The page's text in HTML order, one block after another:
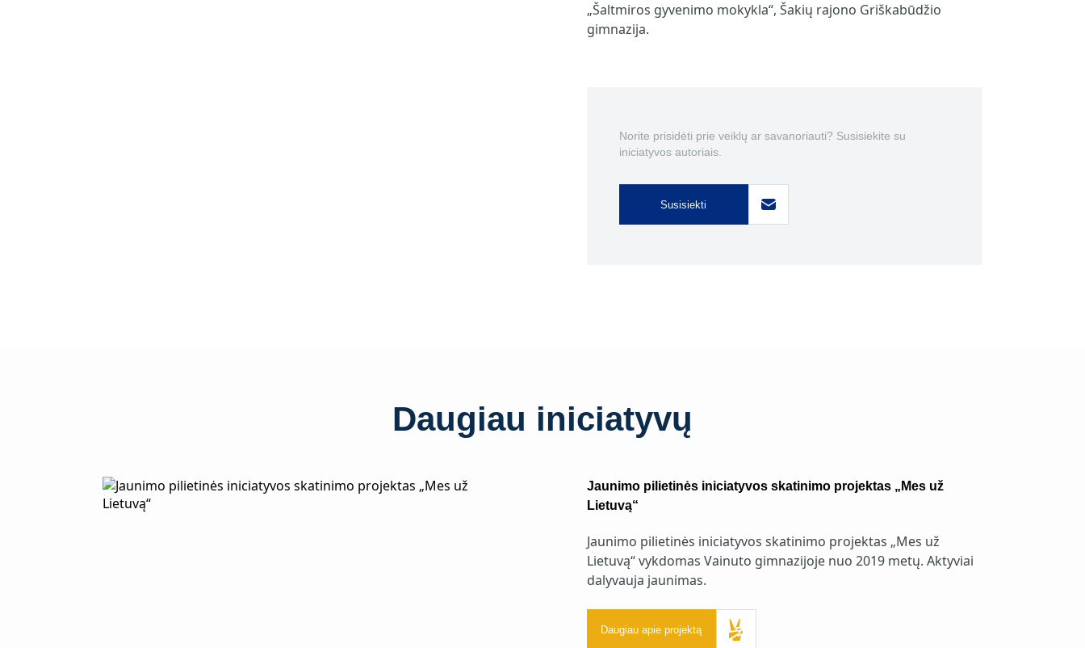
„Šaltmiros gyvenimo mokykla“, Šakių rajono Griškabūdžio
gimnazija.
Norite prisidėti prie veiklų ar savanoriauti? Susisiekite su
iniciatyvos autoriais.
Susisiekti
Daugiau iniciatyvų
Jaunimo pilietinės iniciatyvos skatinimo projektas „Mes už
Lietuvą“
Jaunimo pilietinės iniciatyvos skatinimo projektas „Mes už
Lietuvą“ vykdomas Vainuto gimnazijoje nuo 2019 metų. Aktyviai
dalyvauja jaunimas.
Daugiau apie projektą